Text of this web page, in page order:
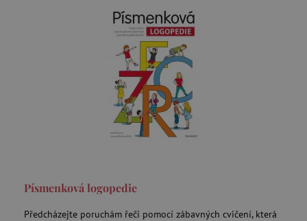
Písmenková logopedie
Předcházejte poruchám řeči pomocí zábavných cvičení, která